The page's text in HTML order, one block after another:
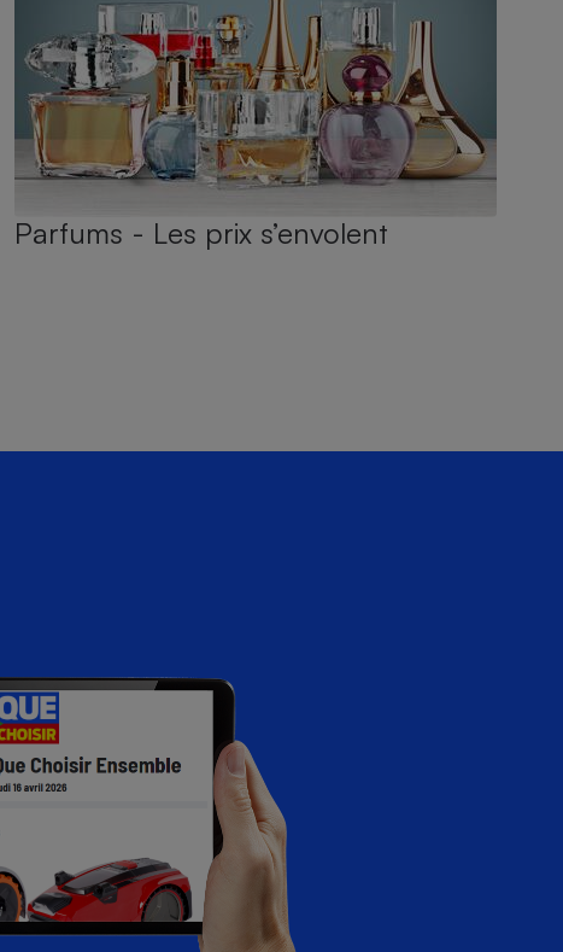
Parfums - Les prix s’envolent